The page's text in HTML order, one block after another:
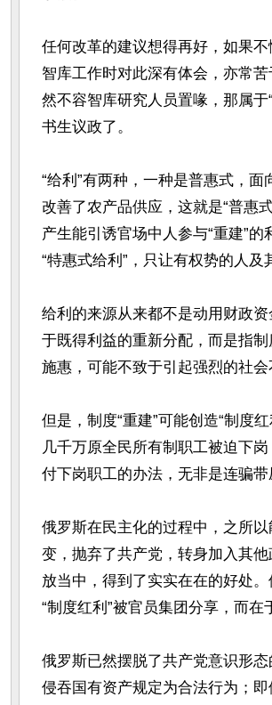
任何改革的建议想得再好，如果
智库工作时对此深有体会，亦常苦
然不容智库研究人员置喙，那属
书生议政了。
“给利”有两种，一种是普惠式，
改善了农产品供应，这就是“普惠
产生能引诱官场中人参与“重建”
“特惠式给利”，只让有权势的人及
给利的来源从来都不是动用财政资
于既得利益的重新分配，而是指制
施惠，可能不致于引起强烈的社会
但是，制度“重建”可能创造“制度
几千万原全民所有制职工被迫下
付下岗职工的办法，无非是连骗带
俄罗斯在民主化的过程中，之所
变，抛弃了共产党，转身加入其
放当中，得到了实实在在的好处
“制度红利”被官员集团分享，而在
俄罗斯已然摆脱了共产党意识形
侵吞国有资产规定为合法行为；